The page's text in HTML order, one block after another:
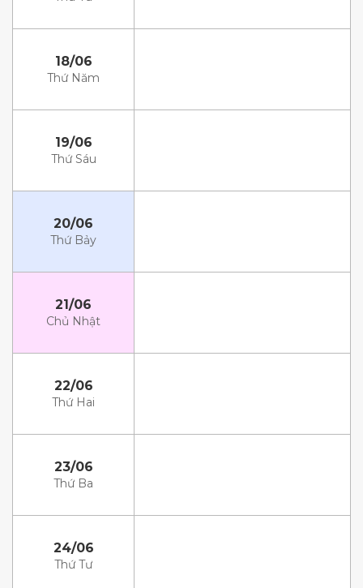
18/06
Thứ Năm
19/06
Thứ Sáu
20/06
Thứ Bảy
21/06
Chủ Nhật
22/06
Thứ Hai
23/06
Thứ Ba
24/06
Thứ Tư